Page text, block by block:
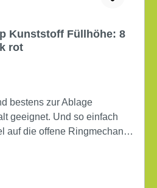
Kunststoff Füllhöhe: 8
rot
bestens zur Ablage
geeignet. Und so einfach